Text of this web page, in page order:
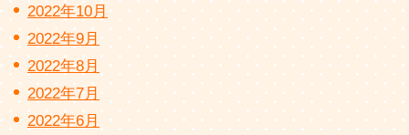
2022年10月
2022年9月
2022年8月
2022年7月
2022年6月